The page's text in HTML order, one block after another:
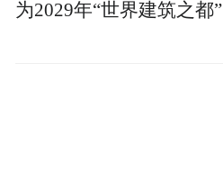
为2029年“世界建筑之都”